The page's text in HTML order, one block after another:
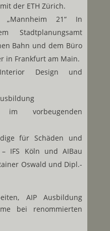
der ETH Zürich.
21“ In
Stadtplanungsamt
Bahn und dem Büro
in Frankfurt am Main.
Design und
im vorbeugenden
für Schäden und
IFS Köln und AIBau
Oswald und Dipl.-
AIP Ausbildung
bei renommierten